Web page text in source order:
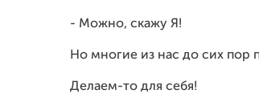
- Можно, скажу Я!
Но многие из нас до сих пор
Делаем-то для себя!